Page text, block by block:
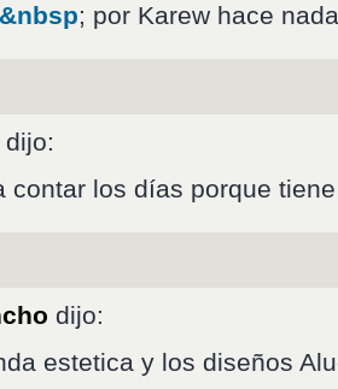
; por Karew hace
dijo:
contar los días porque
dijo:
estetica y los diseños